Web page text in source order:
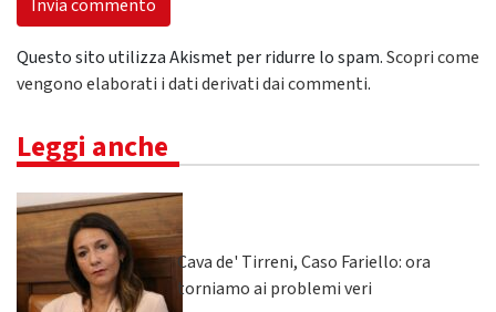
Questo sito utilizza Akismet per ridurre lo spam.Scopri come
vengono elaborati i dati derivati dai commenti.
Leggi anche
Cava de' Tirreni, Caso Fariello: ora
torniamo ai problemi veri